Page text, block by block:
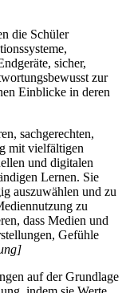
die Schüler
sicher,
zur
Einblicke in deren
sachgerechten,
mit vielfältigen
und digitalen
Lernen. Sie
auszuwählen und zu
zu
dass Medien und
Gefühle
auf der Grundlage